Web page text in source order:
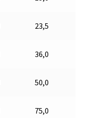
23,5
36,0
50,0
75,0